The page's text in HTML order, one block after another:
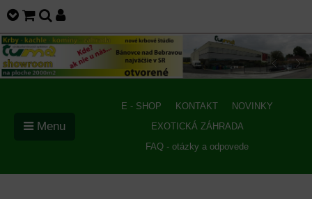
E - SHOP KONTAKT
NOVINKY
EXOTICKÁ ZÁHRADA
FAQ - otázky a odpovede
Menu